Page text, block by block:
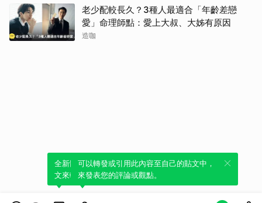
老少配較長久？3種人最適合「年齡差戀
愛」命理師點：愛上大叔、大姊有原因
造咖
全新體驗！一鍵引用此內容，透過發布貼
文來輕鬆表達個人立場。
可以轉發或引用此內容至自己的貼文中，
來發表您的評論或觀點。